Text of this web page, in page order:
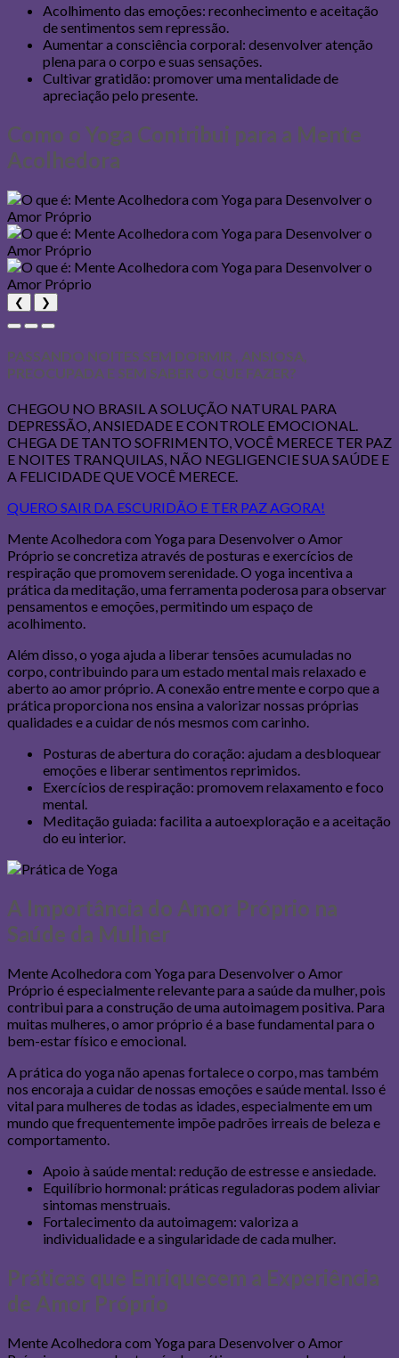
Acolhimento das emoções: reconhecimento e aceitação
de sentimentos sem repressão.
Aumentar a consciência corporal: desenvolver atenção
plena para o corpo e suas sensações.
Cultivar gratidão: promover uma mentalidade de
apreciação pelo presente.
Como o Yoga Contribui para a Mente
Acolhedora
❮ ❯
PASSANDO NOITES SEM DORMIR , ANSIOSA,
PREOCUPADA E SEM SABER O QUE FAZER?
CHEGOU NO BRASIL A SOLUÇÃO NATURAL PARA
DEPRESSÃO, ANSIEDADE E CONTROLE EMOCIONAL.
CHEGA DE TANTO SOFRIMENTO, VOCÊ MERECE TER PAZ
E NOITES TRANQUILAS, NÃO NEGLIGENCIE SUA SAÚDE E
A FELICIDADE QUE VOCÊ MERECE.
QUERO SAIR DA ESCURIDÃO E TER PAZ AGORA!
Mente Acolhedora com Yoga para Desenvolver o Amor
Próprio se concretiza através de posturas e exercícios de
respiração que promovem serenidade. O yoga incentiva a
prática da meditação, uma ferramenta poderosa para observar
pensamentos e emoções, permitindo um espaço de
acolhimento.
Além disso, o yoga ajuda a liberar tensões acumuladas no
corpo, contribuindo para um estado mental mais relaxado e
aberto ao amor próprio. A conexão entre mente e corpo que a
prática proporciona nos ensina a valorizar nossas próprias
qualidades e a cuidar de nós mesmos com carinho.
Posturas de abertura do coração: ajudam a desbloquear
emoções e liberar sentimentos reprimidos.
Exercícios de respiração: promovem relaxamento e foco
mental.
Meditação guiada: facilita a autoexploração e a aceitação
do eu interior.
A Importância do Amor Próprio na
Saúde da Mulher
Mente Acolhedora com Yoga para Desenvolver o Amor
Próprio é especialmente relevante para a saúde da mulher, pois
contribui para a construção de uma autoimagem positiva. Para
muitas mulheres, o amor próprio é a base fundamental para o
bem-estar físico e emocional.
A prática do yoga não apenas fortalece o corpo, mas também
nos encoraja a cuidar de nossas emoções e saúde mental. Isso é
vital para mulheres de todas as idades, especialmente em um
mundo que frequentemente impõe padrões irreais de beleza e
comportamento.
Apoio à saúde mental: redução de estresse e ansiedade.
Equilíbrio hormonal: práticas reguladoras podem aliviar
sintomas menstruais.
Fortalecimento da autoimagem: valoriza a
individualidade e a singularidade de cada mulher.
Práticas que Enriquecem a Experiência
de Amor Próprio
Mente Acolhedora com Yoga para Desenvolver o Amor